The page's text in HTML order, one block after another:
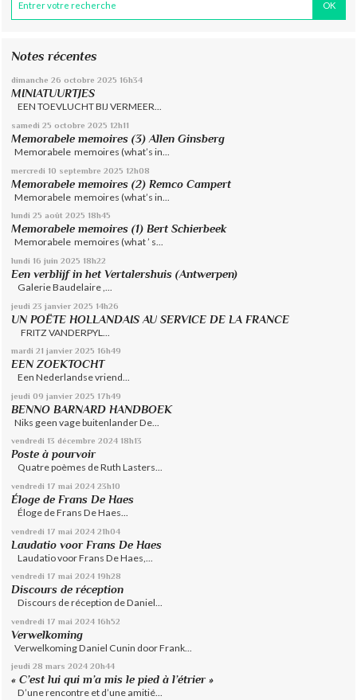
Notes récentes
dimanche 26 octobre 2025 16h34
MINIATUURTJES
EEN TOEVLUCHT BIJ VERMEER...
samedi 25 octobre 2025 12h11
Memorabele memoires (3) Allen Ginsberg
Memorabele memoires (what’s in...
mercredi 10 septembre 2025 12h08
Memorabele memoires (2) Remco Campert
Memorabele memoires (what’s in...
lundi 25 août 2025 18h45
Memorabele memoires (1) Bert Schierbeek
Memorabele memoires (what ’ s...
lundi 16 juin 2025 18h22
Een verblijf in het Vertalershuis (Antwerpen)
Galerie Baudelaire ,...
jeudi 23 janvier 2025 14h26
UN POËTE HOLLANDAIS AU SERVICE DE LA FRANCE
FRITZ VANDERPYL...
mardi 21 janvier 2025 16h49
EEN ZOEKTOCHT
Een Nederlandse vriend...
jeudi 09 janvier 2025 17h49
BENNO BARNARD HANDBOEK
Niks geen vage buitenlander De...
vendredi 13 décembre 2024 18h13
Poste à pourvoir
Quatre poèmes de Ruth Lasters...
vendredi 17 mai 2024 23h10
Éloge de Frans De Haes
Éloge de Frans De Haes...
vendredi 17 mai 2024 21h04
Laudatio voor Frans De Haes
Laudatio voor Frans De Haes,...
vendredi 17 mai 2024 19h28
Discours de réception
Discours de réception de Daniel...
vendredi 17 mai 2024 16h52
Verwelkoming
Verwelkoming Daniel Cunin door Frank...
jeudi 28 mars 2024 20h44
« C’est lui qui m’a mis le pied à l’étrier »
D’une rencontre et d’une amitié...